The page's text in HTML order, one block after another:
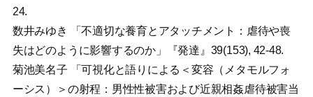
24.
数井みゆき 「不適切な養育とアタッチメント：虐待や喪
失はどのように影響するのか」『発達』39(153), 42-48.
菊池美名子 「可視化と語りによる＜変容（メタモルフォ
ーシス）＞の射程：男性性被害および近親相姦虐待被害当